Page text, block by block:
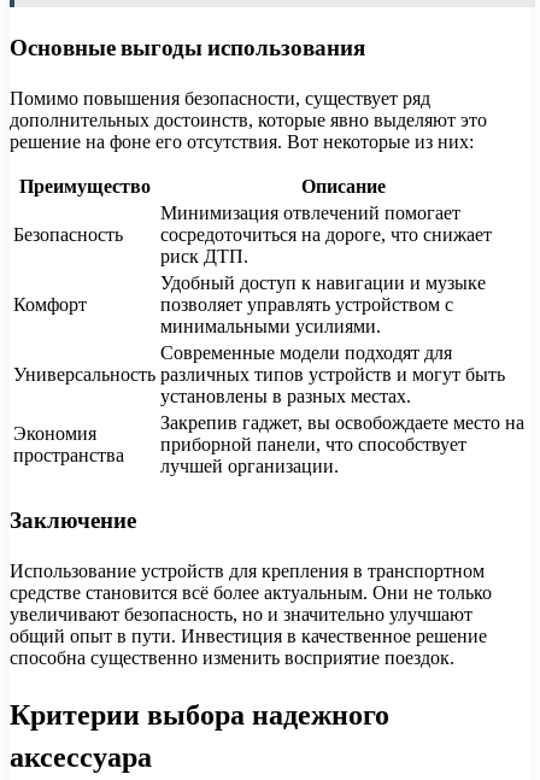
Основные выгоды использования
Помимо повышения безопасности, существует ряд
дополнительных достоинств, которые явно выделяют это
решение на фоне его отсутствия. Вот некоторые из них:
Преимущество Описание
Безопасность
Минимизация отвлечений помогает
сосредоточиться на дороге, что снижает
риск ДТП.
Комфорт
Удобный доступ к навигации и музыке
позволяет управлять устройством с
минимальными усилиями.
Универсальность
Современные модели подходят для
различных типов устройств и могут быть
установлены в разных местах.
Экономия
пространства
Закрепив гаджет, вы освобождаете место на
приборной панели, что способствует
лучшей организации.
Заключение
Использование устройств для крепления в транспортном
средстве становится всё более актуальным. Они не только
увеличивают безопасность, но и значительно улучшают
общий опыт в пути. Инвестиция в качественное решение
способна существенно изменить восприятие поездок.
Критерии выбора надежного
аксессуара